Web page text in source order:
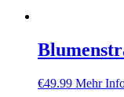
€49.99 Mehr